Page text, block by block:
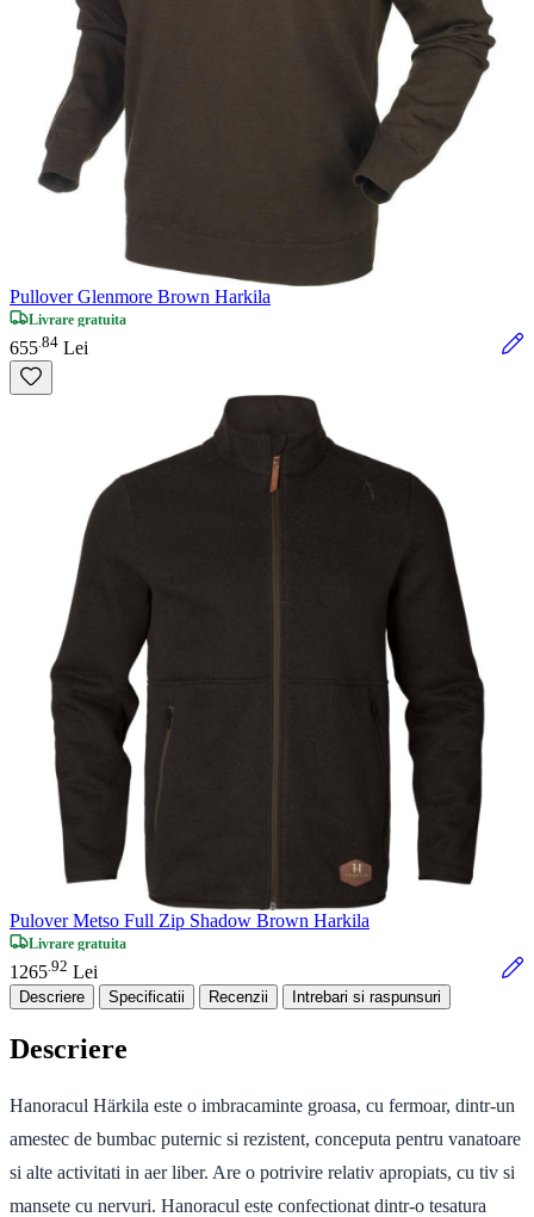
Pullover Glenmore Brown Harkila
Livrare gratuita
655 84 Lei
Pulover Metso Full Zip Shadow Brown Harkila
Livrare gratuita
1265 92 Lei
Descriere Specificatii Recenzii Intrebari si raspunsuri
Descriere
Hanoracul Härkila este o imbracaminte groasa, cu fermoar, dintr-un
amestec de bumbac puternic si rezistent, conceputa pentru vanatoare
si alte activitati in aer liber. Are o potrivire relativ apropiats, cu tiv si
mansete cu nervuri. Hanoracul este confectionat dintr-o tesatura